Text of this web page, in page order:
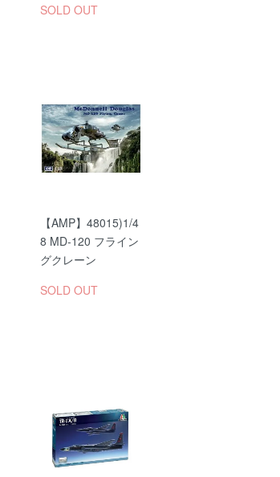
SOLD OUT
【AMP】48015)1/4
8 MD-120 フライン
グクレーン
SOLD OUT